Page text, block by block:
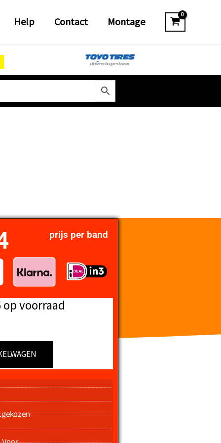
Help Contact Montage
prijs per band
op voorraad